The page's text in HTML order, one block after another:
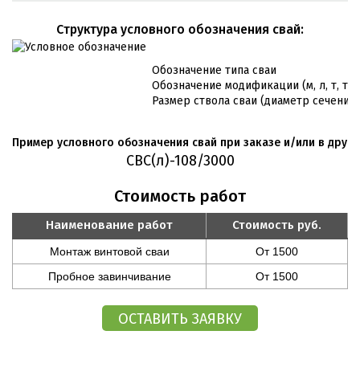
Cтруктура условного обозначения свай:
Обозначение типа сваи
Обозначение модификации (м, л, т, т/
Размер ствола сваи (диаметр
Пример условного обозначения свай при заказе и/или в
СВС(л)-108/3000
Стоимость работ
Наименование работ Стоимость руб.
Монтаж винтовой сваи
От 1500
Пробное завинчивание
От 1500